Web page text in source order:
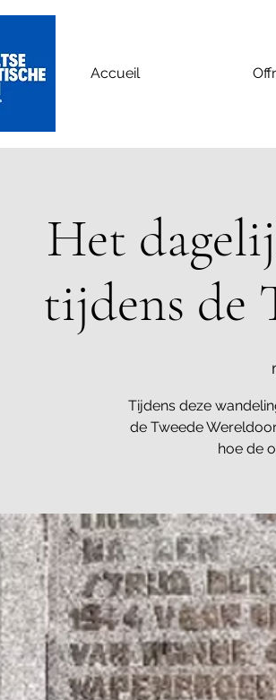
Accueil
Het
tijdens de
Tijdens deze
de Tweede
hoe de